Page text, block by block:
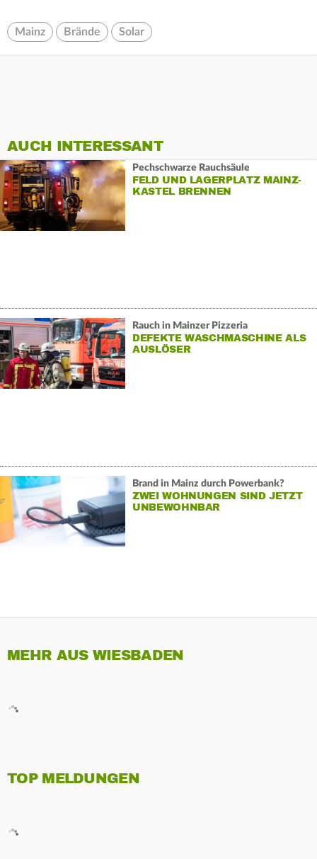
Mainz Brände Solar
AUCH INTERESSANT
Pechschwarze Rauchsäule
FELD UND LAGERPLATZ MAINZ-
KASTEL BRENNEN
Rauch in Mainzer Pizzeria
DEFEKTE WASCHMASCHINE ALS
AUSLÖSER
Brand in Mainz durch Powerbank?
ZWEI WOHNUNGEN SIND JETZT
UNBEWOHNBAR
MEHR AUS WIESBADEN
TOP MELDUNGEN